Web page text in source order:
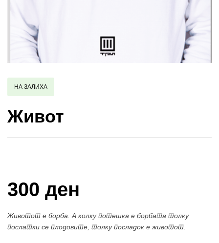
НА ЗАЛИХА
Живот
300 ден
Животот е борба. А колку потешка е борбата толку
послатки се плодовите, толку посладок е животот.